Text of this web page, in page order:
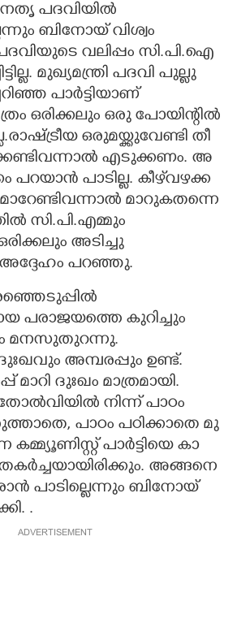
പദവിയിൽ
ബിനോയ് വിശ്വം
​വ​ലി​പ്പം​ ​സി.​പി.​ഐ​
​മു​ഖ്യ​മ​ന്ത്രി​ ​പ​ദ​വി​ ​പു​ല്ലു​
​പാ​ർ​ട്ടി​യാ​ണ്
​ഒ​രി​ക്ക​ലും​ ​ഒ​രു​ ​പോ​യി​ന്റി​ൽ​
​ഒ​രു​മ​യ്ക്കു​വേ​ണ്ടി​ ​തീ​
​എ​ടു​ക്ക​ണം.​ ​അ​
​പ​റ​യാ​ൻ​ ​പാ​ടി​ല്ല.​ ​കീ​ഴ്‌​വ​ഴ​ക്ക​
​മാ​റു​ക​ത​ന്നെ​
സി.പി.എമ്മും
അടിച്ചു
അദ്ദേഹം പറഞ്ഞു.
പരാജയത്തെ കുറിച്ചും
മനസുതുറന്നു.
അമ്പരപ്പും ഉണ്ട്.
ദുഃഖം മാത്രമായി.
നിന്ന് പാഠം
​പാ​ഠം​ ​പ​ഠി​ക്കാ​തെ​ ​മു​
​പാ​ർ​ട്ടി​യെ​ ​കാ​
​അ​ങ്ങ​നെ​
​പാ​ടി​ല്ലെന്നും ബിനോയ്
.
ADVERTISEMENT